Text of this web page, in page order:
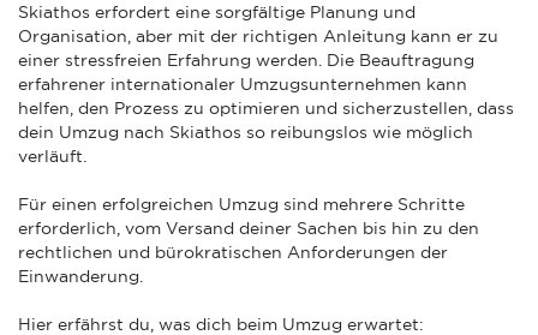
Skiathos erfordert eine sorgfältige Planung und
Organisation, aber mit der richtigen Anleitung kann er zu
einer stressfreien Erfahrung werden. Die Beauftragung
erfahrener internationaler Umzugsunternehmen kann
helfen, den Prozess zu optimieren und sicherzustellen, dass
dein Umzug nach Skiathos so reibungslos wie möglich
verläuft.
Für einen erfolgreichen Umzug sind mehrere Schritte
erforderlich, vom Versand deiner Sachen bis hin zu den
rechtlichen und bürokratischen Anforderungen der
Einwanderung.
Hier erfährst du, was dich beim Umzug erwartet: